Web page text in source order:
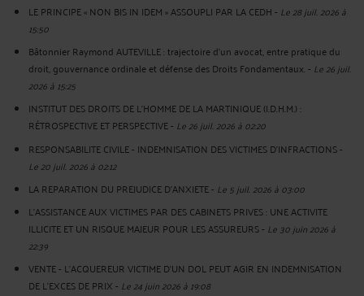
LE PRINCIPE « NON BIS IN IDEM » ASSOUPLI PAR LA CEDH- Le 28 juil. 2026 à
15:50
Bâtonnier Raymond AUTEVILLE : trajectoire d’un avocat, entre pratique du
droit, gouvernance ordinale et défense des Droits Fondamentaux.- Le 26 juil.
2026 à 15:25
INSTITUT DES DROITS DE L'HOMME DE LA MARTINIQUE (I.D.H.M.) :
RÉTROSPECTIVE ET PERSPECTIVE- Le 26 juil. 2026 à 02:20
RESPONSABILITE CIVILE - INDEMNISATION DES VICTIMES D'INFRACTIONS-
Le 20 juil. 2026 à 02:12
LA REPARATION DU PREJUDICE D’ANXIETE- Le 5 juil. 2026 à 03:00
L'ASSISTANCE AUX VICTIMES PAR DES CABINETS PRIVES : UNE ACTIVITE
ILLICITE ET UN RISQUE MAJEUR POUR LES ASSUREURS- Le 30 juin 2026 à
22:39
VENTE - L'ACQUEREUR VICTIME D'UN DOL PEUT AGIR EN INDEMNISATION
DE L'EXCES DE PRIX- Le 24 juin 2026 à 19:08